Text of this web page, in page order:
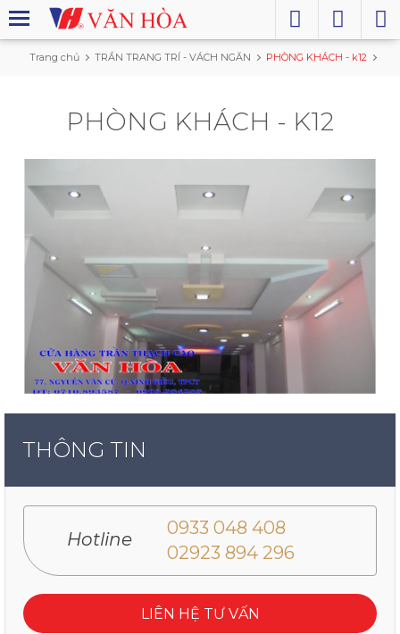
Trang chủ TRẦN TRANG TRÍ - VÁCH NGĂN PHÒNG KHÁCH - k12
PHÒNG KHÁCH - K12
THÔNG TIN
Hotline
0933 048 408
02923 894 296
LIÊN HỆ TƯ VẤN